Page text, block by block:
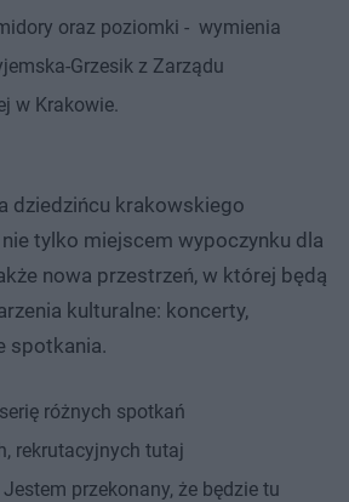
oraz poziomki - wymienia
Grzesik z Zarządu
w Krakowie.
dziedzińcu krakowskiego
tylko miejscem wypoczynku dla
nowa przestrzeń, w której będą
kulturalne: koncerty,
spotkania.
różnych spotkań
rekrutacyjnych tutaj
przekonany, że będzie tu